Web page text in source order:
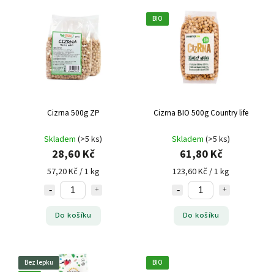
Cizrna 500g ZP
Skladem (>5 ks)
28,60 Kč
57,20 Kč / 1 kg
Do košíku
BIO
Cizrna BIO 500g Country life
Skladem (>5 ks)
61,80 Kč
123,60 Kč / 1 kg
Do košíku
Bez lepku
BIO